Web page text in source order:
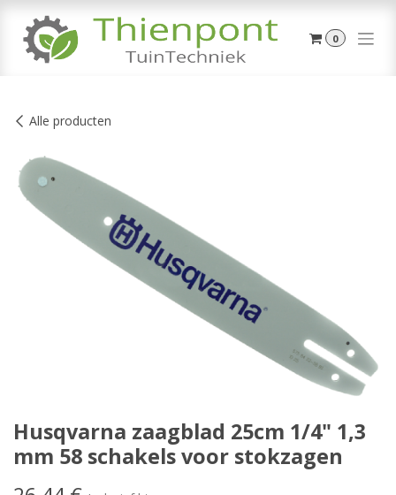
0
Alle producten
Husqvarna zaagblad 25cm 1/4" 1,3
mm 58 schakels voor stokzagen